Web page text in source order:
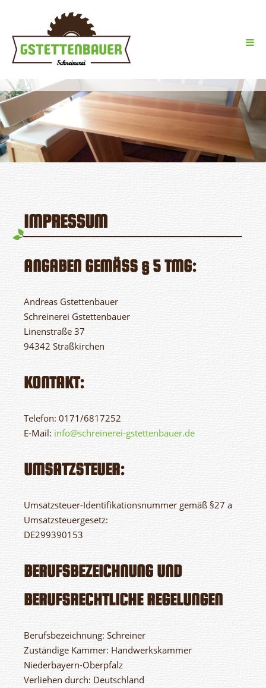
Menü
zum
Inhalt
IMPRESSUM
ANGABEN GEMÄSS § 5 TMG:
Andreas Gstettenbauer
Schreinerei Gstettenbauer
Linenstraße 37
94342 Straßkirchen
KONTAKT:
Telefon: 0171/6817252
E-Mail: info@schreinerei-gstettenbauer.de
UMSATZSTEUER:
Umsatzsteuer-Identifikationsnummer gemäß §27 a
Umsatzsteuergesetz:
DE299390153
BERUFSBEZEICHNUNG UND
BERUFSRECHTLICHE REGELUNGEN
Berufsbezeichnung: Schreiner
Zuständige Kammer: Handwerkskammer
Niederbayern-Oberpfalz
Verliehen durch: Deutschland